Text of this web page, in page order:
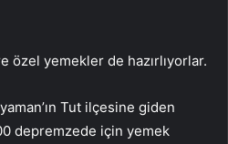
özel yemekler de hazırlıyorlar.
Tut ilçesine giden
depremzede için yemek